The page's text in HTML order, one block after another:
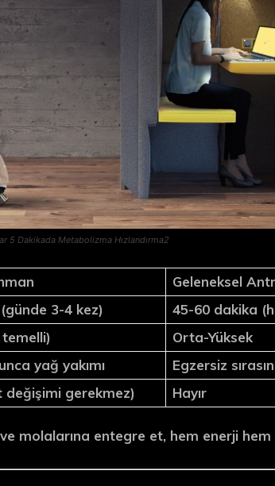
5 Dakikada Metabolizma Hızlandırma2
Geleneksel
3-4 kez)
45-60 dakika
temelli)
Orta-Yüksek
yağ yakımı
Egzersiz
değişimi gerekmez) Hayır
molalarına entegre et, hem enerji